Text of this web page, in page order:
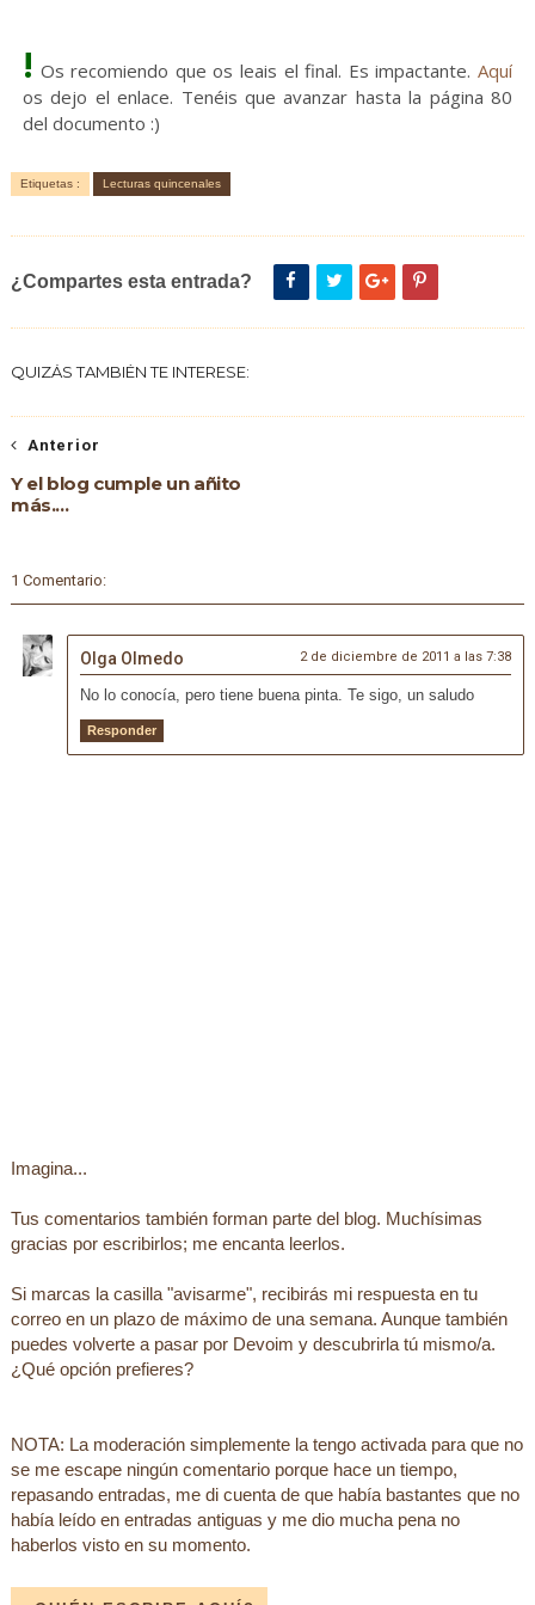
! Os recomiendo que os leais el final. Es impactante.Aquí
os dejo el enlace. Tenéis que avanzar hasta la página 80
del documento :)
Etiquetas : Lecturas quincenales
¿Compartes esta entrada?
QUIZÁS TAMBIÉN TE INTERESE:
Anterior
Y el blog cumple un añito
más....
1 Comentario:
Olga Olmedo 2 de diciembre de 2011 a las 7:38
No lo conocía, pero tiene buena pinta. Te sigo, un saludo
Responder
Imagina...
Tus comentarios también forman parte del blog. Muchísimas
gracias por escribirlos; me encanta leerlos.
Si marcas la casilla "avisarme", recibirás mi respuesta en tu
correo en un plazo de máximo de una semana. Aunque también
puedes volverte a pasar por Devoim y descubrirla tú mismo/a.
¿Qué opción prefieres?
NOTA: La moderación simplemente la tengo activada para que no
se me escape ningún comentario porque hace un tiempo,
repasando entradas, me di cuenta de que había bastantes que no
había leído en entradas antiguas y me dio mucha pena no
haberlos visto en su momento.